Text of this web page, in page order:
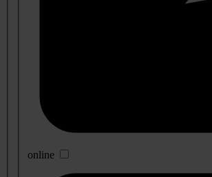
online